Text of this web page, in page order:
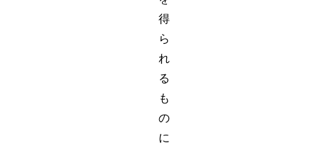
得
ら
れ
る
も
の
に